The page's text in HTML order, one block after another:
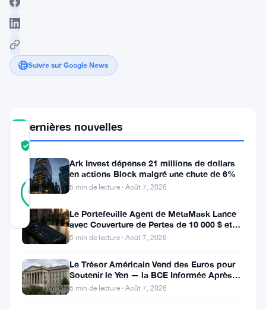
Suivre sur Google News
SCORE
85%
Vérifié
41
votes
Mis à jour 9 mois il y a
Dogecoin
DOGE)
Dernières nouvelles
Ark Invest dépense 21 millions de dollars
en actions Block malgré une chute de 6%
5 min de lecture · Août 7, 2026
Le Portefeuille Agent de MetaMask Lance
avec Couverture de Pertes de 10 000 $ et
Modes de Trading Doubles
5 min de lecture · Août 7, 2026
Le Trésor Américain Vend des Euros pour
Soutenir le Yen — la BCE Informée Après
Coup
5 min de lecture · Août 7, 2026